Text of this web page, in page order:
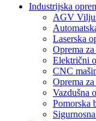
Industrijska
AGV
Laserska
Oprema
Električni
CNC
Oprema
Vazdušna
Pomorska